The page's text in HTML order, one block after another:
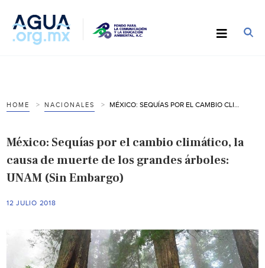
HOME NACIONALES
México: Sequías por el cambio climático, la
causa de muerte de los grandes árboles:
UNAM (Sin Embargo)
12 JULIO 2018